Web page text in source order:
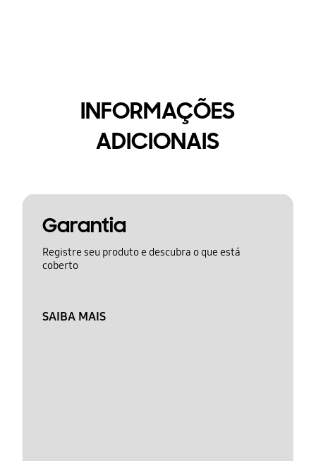
INFORMAÇÕES
ADICIONAIS
Garantia
Registre seu produto e descubra o que está
coberto
SAIBA MAIS